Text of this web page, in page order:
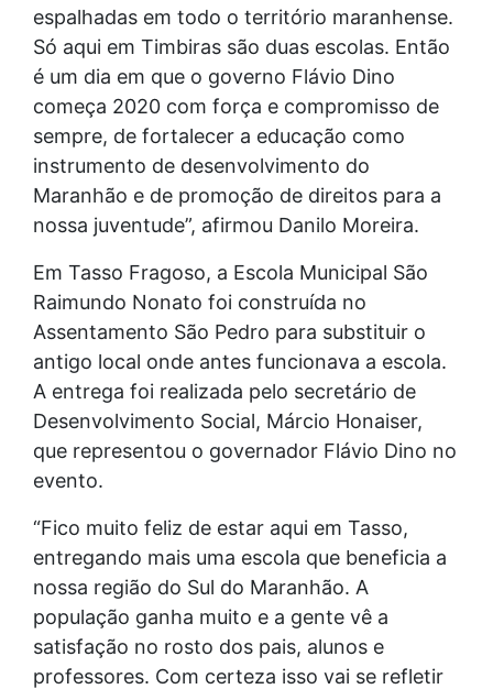
espalhadas em todo o território maranhense.
Só aqui em Timbiras são duas escolas. Então
é um dia em que o governo Flávio Dino
começa 2020 com força e compromisso de
sempre, de fortalecer a educação como
instrumento de desenvolvimento do
Maranhão e de promoção de direitos para a
nossa juventude”, afirmou Danilo Moreira.
Em Tasso Fragoso, a Escola Municipal São
Raimundo Nonato foi construída no
Assentamento São Pedro para substituir o
antigo local onde antes funcionava a escola.
A entrega foi realizada pelo secretário de
Desenvolvimento Social, Márcio Honaiser,
que representou o governador Flávio Dino no
evento.
“Fico muito feliz de estar aqui em Tasso,
entregando mais uma escola que beneficia a
nossa região do Sul do Maranhão. A
população ganha muito e a gente vê a
satisfação no rosto dos pais, alunos e
professores. Com certeza isso vai se refletir